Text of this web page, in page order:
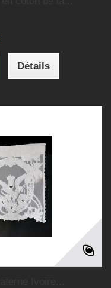
Détails